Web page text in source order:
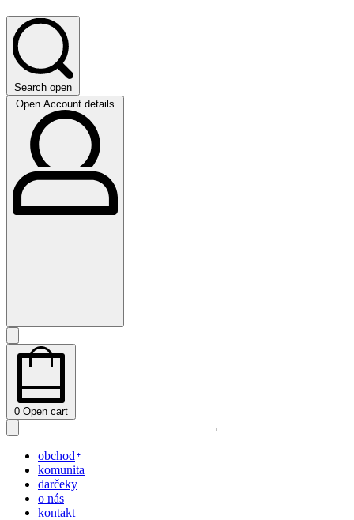
Search open
Open Account details
0 Open cart
obchod
komunita
darčeky
o nás
kontakt